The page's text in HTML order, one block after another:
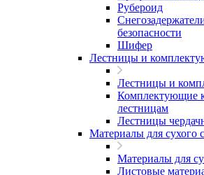
Рубероид
безопасности
Шифер
Лестницы и
Лестницы и
Комплектующие
лестницам
Лестницы
Материалы для сухого
Материалы для
Листовые